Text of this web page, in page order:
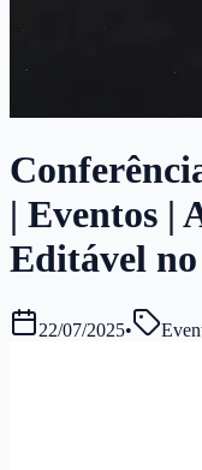
| Eventos |
Editável
22/07/2025•